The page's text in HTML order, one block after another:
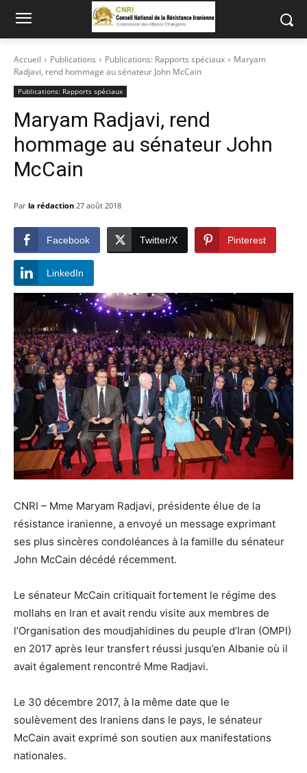
Accueil Publications Publications: Rapports spéciaux
Maryam
Radjavi, rend hommage au sénateur John McCain
Publications: Rapports spéciaux
Maryam Radjavi, rend
hommage au sénateur John
McCain
Par la rédaction 27 août 2018
Facebook Twitter/X Pinterest
LinkedIn
CNRI – Mme Maryam Radjavi, présidente élue de la
résistance iranienne, a envoyé un message exprimant
ses plus sincères condoléances à la famille du sénateur
John McCain décédé récemment.
Le sénateur McCain critiquait fortement le régime des
mollahs en Iran et avait rendu visite aux membres de
l’Organisation des moudjahidines du peuple d’Iran (OMPI)
en 2017 après leur transfert réussi jusqu’en Albanie où il
avait également rencontré Mme Radjavi.
Le 30 décembre 2017, à la même date que le
soulèvement des Iraniens dans le pays, le sénateur
McCain avait exprimé son soutien aux manifestations
nationales.